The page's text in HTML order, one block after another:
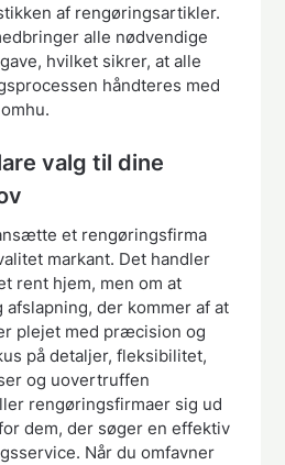
af ​​rengøringsartikler.
alle nødvendige
hvilket sikrer, at alle
håndteres med
valg til dine
et rengøringsfirma
markant. Det handler
rent hjem, men om at
der kommer af at
plejet med præcision og
på detaljer, fleksibilitet,
og uovertruffen
rengøringsfirmaer sig ud
dem, der søger en effektiv
Når du omfavner